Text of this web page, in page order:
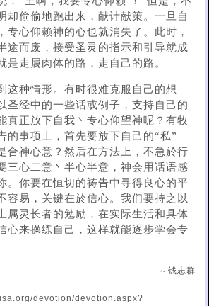
却偷偷地跑出来，献计献策。一旦自
专心仰赖神的心也就消失了。此时，
途而废，接受圣灵的指示和引导就成
是走属肉体的路，走自己的路。
这种情形。有时很难克服自己的想
圣经中的一些话或例子，支持自己的
真正放下自我丶专心仰望神呢？有牧
的事项上，首先要放下自己的“私”
合神心意？然后在方法上，不急於行
三心二意丶半心半意，神会用话语感
。你要在恒切的祷告中寻得良心的平
容易，关键在於信心。我们要持之以
属灵长者的勉励，在实际生活和具体
心来操练自己，这样就能逐步学会专
～钱志群
devotion/devotion.aspx?